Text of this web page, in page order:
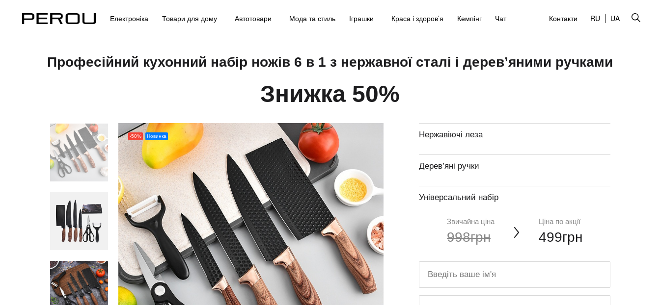
Електроніка Товари для дому Автотовари Мода та стиль Іграшки Краса і здоров’я Кемпінг Чат Контакти RU UA
Професійний кухонний набір ножів 6 в 1 з нержавної сталі і дерев’яними ручками
Знижка 50%
-50% Новинка Нержавіючі леза
Дерев’яні ручки
Універсальний набір
Звичайна ціна
998грн
Ціна по акції
499грн